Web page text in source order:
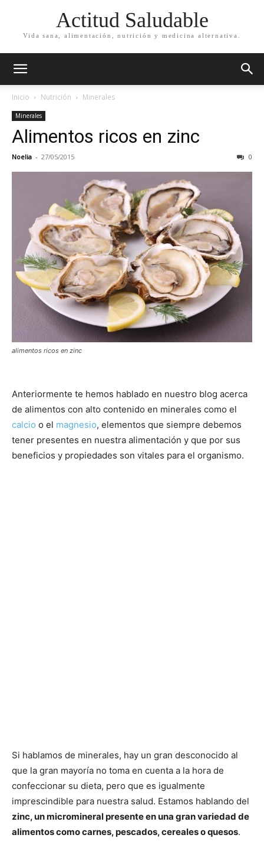
Actitud Saludable
Vida sana, alimentación, nutrición y medicina alternativa.
Inicio Nutrición Minerales
Minerales
Alimentos ricos en zinc
Noelia - 27/05/2015 0
alimentos ricos en zinc
Anteriormente te hemos hablado en nuestro blog acerca
de alimentos con alto contenido en minerales como el
calcio o el magnesio, elementos que siempre debemos
tener presentes en nuestra alimentación y que por sus
beneficios y propiedades son vitales para el organismo.
Si hablamos de minerales, hay un gran desconocido al
que la gran mayoría no toma en cuenta a la hora de
confeccionar su dieta, pero que es igualmente
imprescindible para nuestra salud. Estamos hablando del
zinc, un micromineral presente en una gran variedad de
alimentos como carnes, pescados, cereales o quesos.